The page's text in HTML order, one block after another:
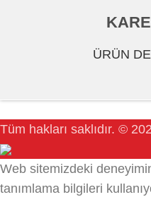
ÜRÜN
Tüm hakları saklıdır. ©
Web sitemizdeki
tanımlama bilgileri